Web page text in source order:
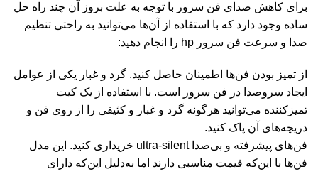
برای کاهش صدای فن سرور با توجه به علت بروز آن چند راه حل
ساده وجود دارد که با استفاده از آن‌ها می‌توانید به راحتی تنظیم
صدا و سرعت فن سرور hp را انجام دهید:
از تمیز بودن فن‌ها اطمینان حاصل کنید. گرد و غبار یکی از عوامل
ایجاد سروصدا در فن سرور است. با استفاده از یک کیت
تمیزکننده می‌توانید هرگونه گرد و غبار و کثیفی را از روی فن و
دریچه‌های آن پاک کنید.
فن‌های پیشرفته و بی‌صدا ultra-silent خریداری کنید. این مدل
فن‌ها با این‌که قیمت مناسبی دارند اما به‌دلیل این‌که دارای